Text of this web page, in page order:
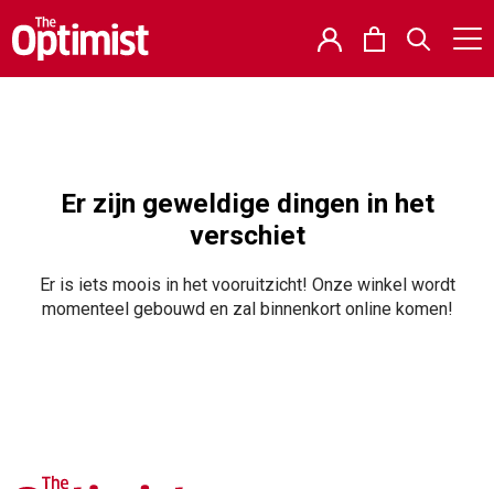
Er zijn geweldige dingen in het
verschiet
Er is iets moois in het vooruitzicht! Onze winkel wordt
momenteel gebouwd en zal binnenkort online komen!